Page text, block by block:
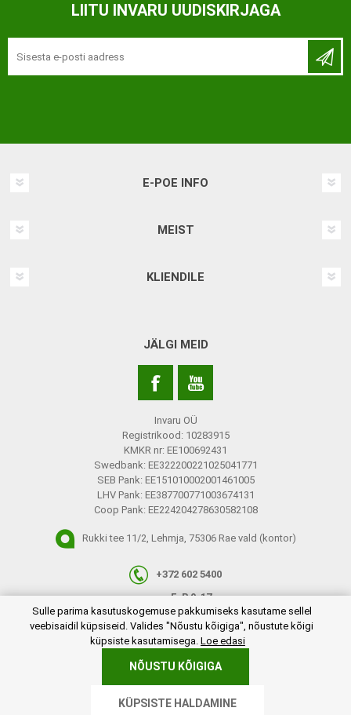
LIITU INVARU UUDISKIRJAGA
E-POE INFO
MEIST
KLIENDILE
JÄLGI MEID
Invaru OÜ
Registrikood: 10283915
KMKR nr: EE100692431
Swedbank: EE322200221025041771
SEB Pank: EE151010002001461005
LHV Pank: EE387700771003674131
Coop Pank: EE224204278630582108
Rukki tee 11/2, Lehmja, 75306 Rae vald (kontor)
+372 602 5400
E-R 9-17
info@invaru.ee
Powered bynopCommerce
Sulle parima kasutuskogemuse pakkumiseks kasutame sellel
veebisaidil küpsiseid. Valides "Nõustu kõigiga", nõustute kõigi
küpsiste kasutamisega. Loe edasi
NÕUSTU KÕIGIGA
KÜPSISTE HALDAMINE